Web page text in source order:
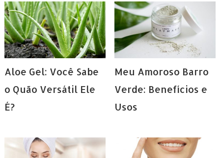
Aloe Gel: Você Sabe
o Quão Versátil Ele
É?
Meu Amoroso Barro
Verde: Benefícios e
Usos